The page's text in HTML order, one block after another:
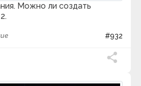
Можно ли создать
#932